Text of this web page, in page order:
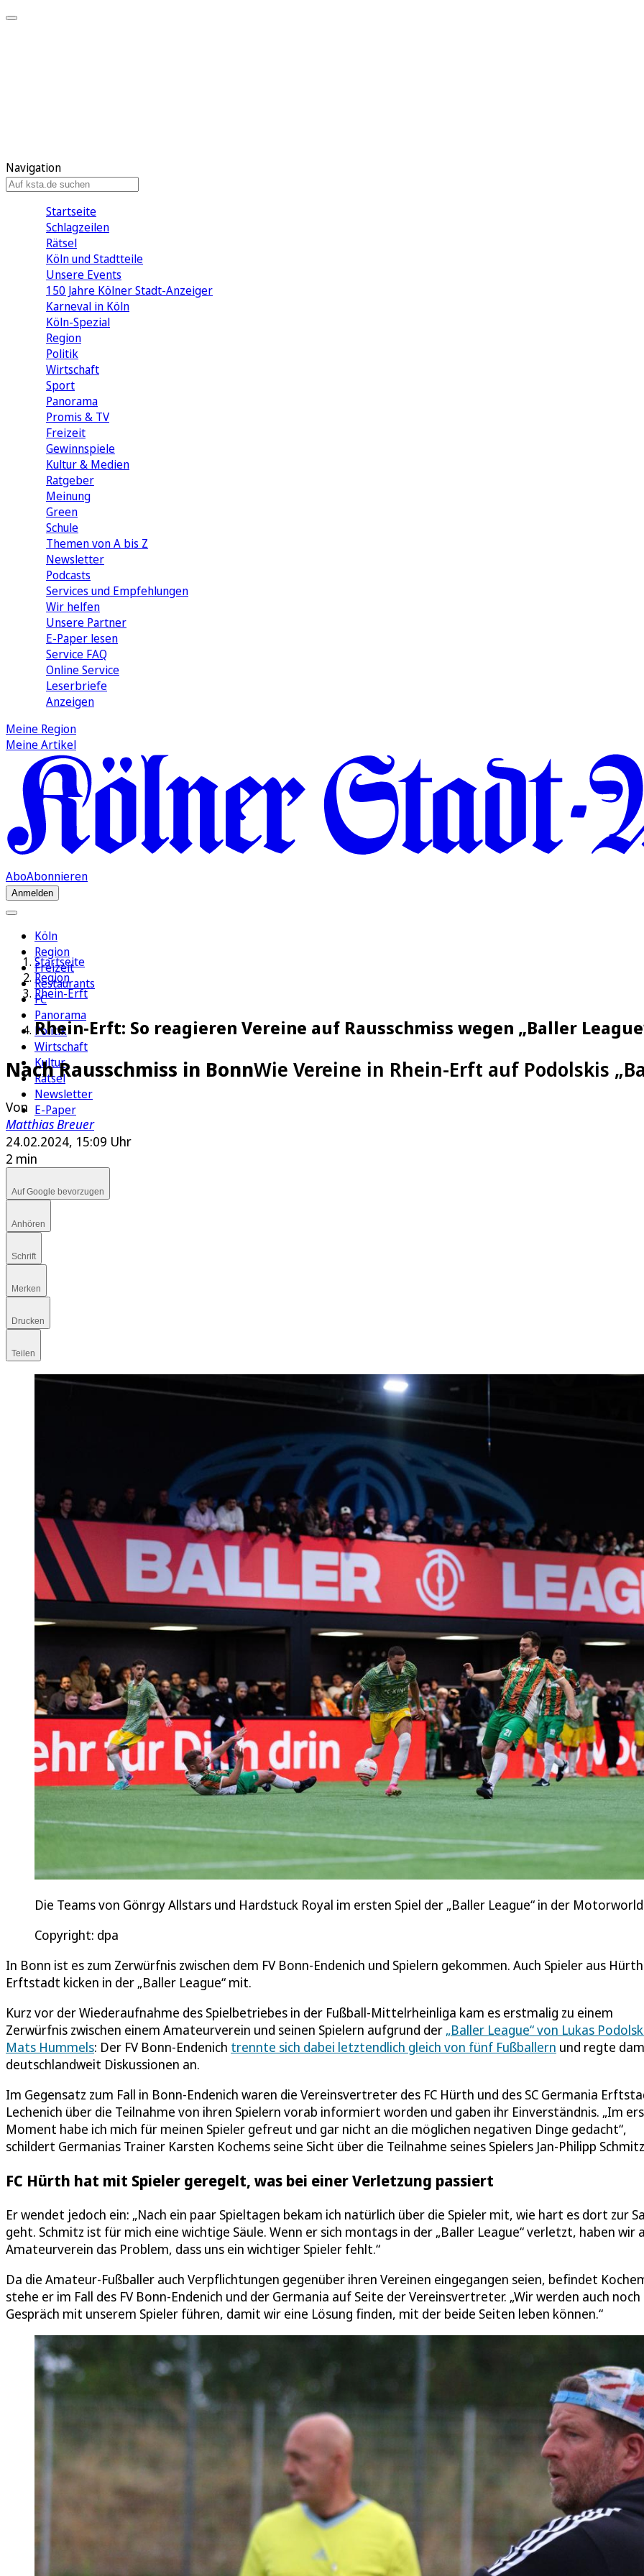
Navigation
Startseite
Schlagzeilen
Rätsel
Köln und Stadtteile
Unsere Events
150 Jahre Kölner Stadt-Anzeiger
Karneval in Köln
Köln-Spezial
Region
Politik
Wirtschaft
Sport
Panorama
Promis & TV
Freizeit
Gewinnspiele
Kultur & Medien
Ratgeber
Meinung
Green
Schule
Themen von A bis Z
Newsletter
Podcasts
Services und Empfehlungen
Wir helfen
Unsere Partner
E-Paper lesen
Service FAQ
Online Service
Leserbriefe
Anzeigen
Meine Region
Meine Artikel
AboAbonnieren
Anmelden
Köln
Region
Freizeit
Restaurants
FC
Panorama
Politik
Wirtschaft
Kultur
Rätsel
Newsletter
E-Paper
Startseite
Region
Rhein-Erft
Rhein-Erft: So reagieren Vereine auf Rausschmiss wegen „Baller
Nach Rausschmiss in BonnWie Vereine in Rhein-Erft auf Podolskis
Von
Matthias Breuer
24.02.2024, 15:09 Uhr
2 min
Auf Google bevorzugen
Anhören
Schrift
Merken
Drucken
Teilen
Die Teams von Gönrgy Allstars und Hardstuck Royal im ersten Spiel der „Baller League“ in der
Copyright: dpa
In Bonn ist es zum Zerwürfnis zwischen dem FV Bonn-Endenich und Spielern gekommen. Auch Spieler aus
Erftstadt kicken in der „Baller League“ mit.
Kurz vor der Wiederaufnahme des Spielbetriebes in der Fußball-Mittelrheinliga kam es erstmalig zu einem
Zerwürfnis zwischen einem Amateurverein und seinen Spielern aufgrund der „Baller League“ von Lukas
Mats Hummels: Der FV Bonn-Endenich trennte sich dabei letztendlich gleich von fünf Fußballern und regte
deutschlandweit Diskussionen an.
Im Gegensatz zum Fall in Bonn-Endenich waren die Vereinsvertreter des FC Hürth und des SC Germania
Lechenich über die Teilnahme von ihren Spielern vorab informiert worden und gaben ihr Einverständnis. „Im
Moment habe ich mich für meinen Spieler gefreut und gar nicht an die möglichen negativen Dinge gedacht“,
schildert Germanias Trainer Karsten Kochems seine Sicht über die Teilnahme seines Spielers Jan-Philipp
FC Hürth hat mit Spieler geregelt, was bei einer Verletzung passiert
Er wendet jedoch ein: „Nach ein paar Spieltagen bekam ich natürlich über die Spieler mit, wie hart es dort zur
geht. Schmitz ist für mich eine wichtige Säule. Wenn er sich montags in der „Baller League“ verletzt, haben wir
Amateurverein das Problem, dass uns ein wichtiger Spieler fehlt.“
Da die Amateur-Fußballer auch Verpflichtungen gegenüber ihren Vereinen eingegangen seien, befindet
stehe er im Fall des FV Bonn-Endenich und der Germania auf Seite der Vereinsvertreter. „Wir werden auch noch
Gespräch mit unserem Spieler führen, damit wir eine Lösung finden, mit der beide Seiten leben können.“